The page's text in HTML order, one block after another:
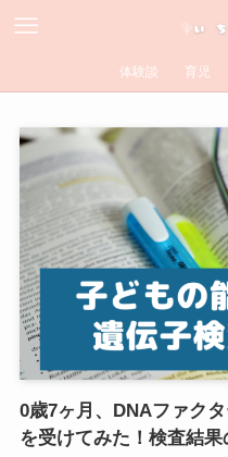
体験談 育児
0歳7ヶ月、DNAファク
を受けてみた！検査結果